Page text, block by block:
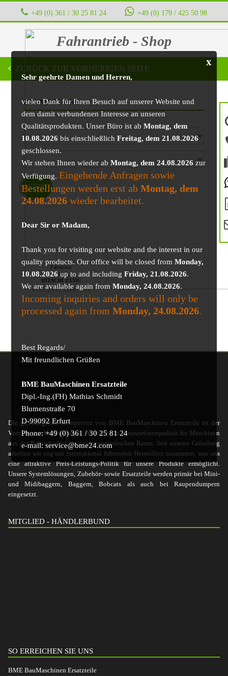
+49 (0) 361 / 30 25 81 24 ‭ ‭ ‭ ‭ +49 (0) 179 / 425 50 98
Fahrantrieb - Shop
x
Sehr geehrte Damen und Herren,
vielen Dank für Ihren Besuch auf unserer Website und
dem damit verbundenen Interesse an unseren
Qualitätsprodukten. Unser Büro ist abMontag, dem
10.08.2026 bis einschließlichFreitag, dem 21.08.2026
geschlossen.
Wir stehen Ihnen wieder abMontag, dem 24.08.2026 zur
Verfügung. Eingehende Anfragen sowie
Bestellungen werden erst abMontag, dem
24.08.2026 wieder bearbeitet.
Dear Sir or Madam,
Thank you for visiting our website and the interest in our
quality products. Our office will be closed fromMonday,
10.08.2026up to and includingFriday, 21.08.2026.
We are available again fromMonday, 24.08.2026.
Incoming inquiries and orders will only be
processed again fromMonday, 24.08.2026.
Best Regards/
Mit freundlichen Grüßen
BME BauMaschinen Ersatzteile
Dipl.-Ing.(FH) Mathias Schmidt
Blumenstraße 70
D-99092 Erfurt
Phone: +49 (0) 361 / 30 25 81 24
e-mail: service@bme24.com
ZURÜCK ZUR VORHERIGEN SEITE
BAUMASCHINE
Fahrmotor
für
HITACHI ZX35U
1705,27€ 1566,04€
ANGEBOT!
Die grundlegende Kompetenz von BME BauMaschinen Ersatzteile ist der
Vertrieb von hochwertigen Produkten in Erstausrüsterqualität für Maschinen
aus der Bauindustrie im gesamteuropäischen Raum. Seit unserer Gründung
arbeiten wir eng mit international führenden Herstellern zusammen, was uns
eine attraktive Preis-Leistungs-Politik für unsere Produkte ermöglicht.
Unsere Systemlösungen, Zubehör- sowie Ersatzteile werden primär bei Mini-
und Midibaggern, Baggern, Bobcats als auch bei Raupendumpern
eingesetzt.
MITGLIED - HÄNDLERBUND
SO ERREICHEN SIE UNS
BME BauMaschinen Ersatzteile